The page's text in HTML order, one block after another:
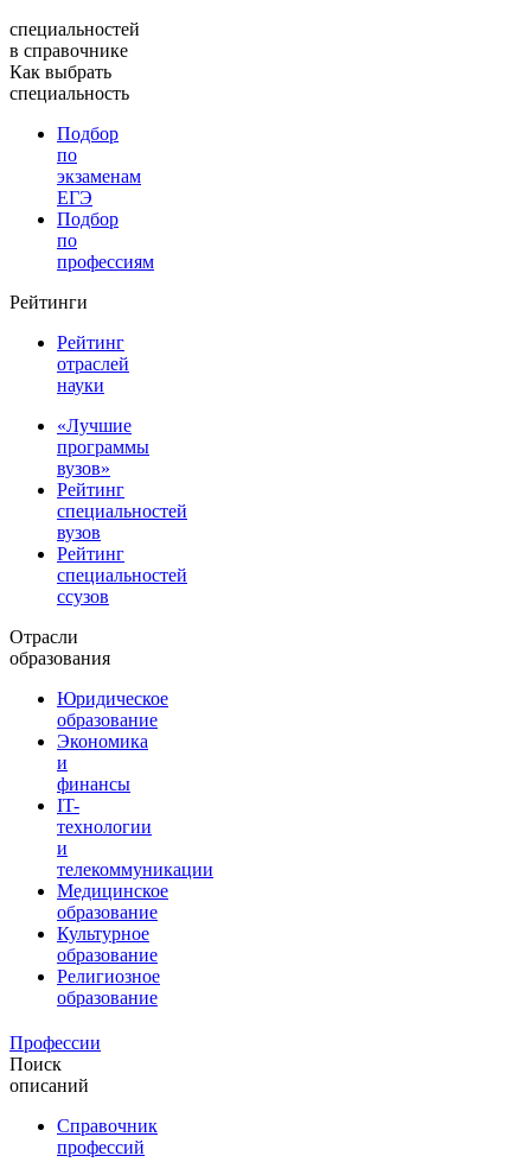
специальностей
в справочнике
Как выбрать
специальность
Подбор
по
экзаменам
ЕГЭ
Подбор
по
профессиям
Рейтинги
Рейтинг
отраслей
науки
«Лучшие
программы
вузов»
Рейтинг
специальностей
вузов
Рейтинг
специальностей
ссузов
Отрасли
образования
Юридическое
образование
Экономика
и
финансы
IT-
технологии
и
телекоммуникации
Медицинское
образование
Культурное
образование
Религиозное
образование
Профессии
Поиск
описаний
Справочник
профессий